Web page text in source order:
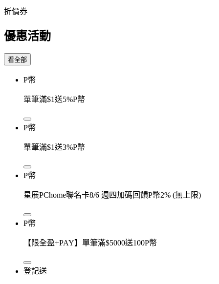
折價券
優惠活動
看全部
P幣
單筆滿$1送5%P幣
P幣
單筆滿$1送3%P幣
P幣
星展PChome聯名卡8/6 週四加碼回饋P幣2% (無上限)
P幣
【限全盈+PAY】單筆滿$5000送100P幣
登記送